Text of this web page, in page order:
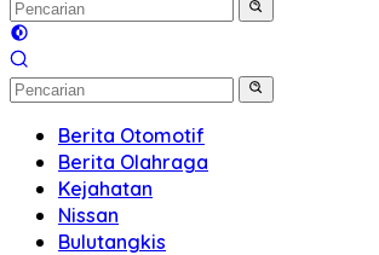
Berita Otomotif
Berita Olahraga
Kejahatan
Nissan
Bulutangkis